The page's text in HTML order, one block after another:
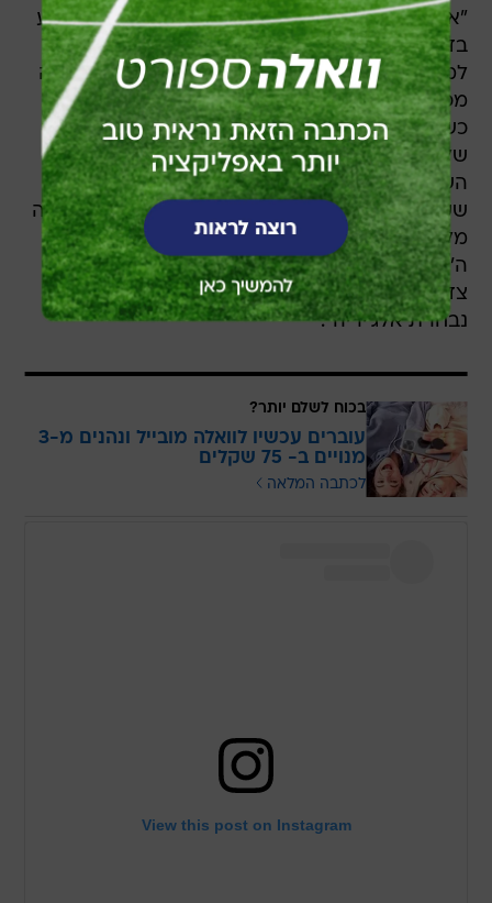
"אם שחקן אחר, לא משנה מאיזו נבחרת, היה מבצע
בדיוק את אותו התיקול, הוא היה נשלח ישירות
למקלחות בלי לחשוב פעמיים, וגם היה סופג הרחקה
מכמה משחקים", המשיך נסראללה והתלונן: "אבל
כשזה מגיע לליאונל מסי, ובמיוחד במונדיאל האחרון
שלו, חוקי הכדורגל פשוט משתנים. ההתעלמות של
השופט והשתיקה המוחלטת של צוות ה-VAR הן
שערורייה לכל דבר ועניין. זה מרגיש כאילו יש החלטה
מלמעלה שאסור לגעת במסי ואסור להרוס את
ה'סיפור' של הטורניר הזה, גם אם זה בא על חשבון
צדק ספורטיבי ועל חשבון הבריאות של שחקני
נבחרת אלג'יריה".
בכוח לשלם יותר?
עוברים עכשיו לוואלה מובייל ונהנים מ-3
מנויים ב- 75 שקלים
לכתבה המלאה
View this post on Instagram